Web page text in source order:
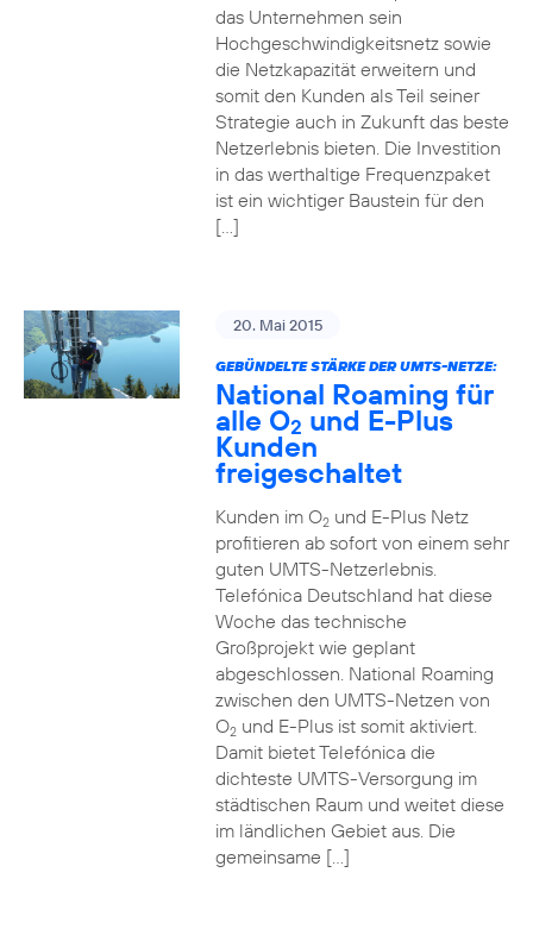
das Unternehmen sein
Hochgeschwindigkeitsnetz sowie
die Netzkapazität erweitern und
somit den Kunden als Teil seiner
Strategie auch in Zukunft das beste
Netzerlebnis bieten. Die Investition
in das werthaltige Frequenzpaket
ist ein wichtiger Baustein für den
[…]
20. Mai 2015
GEBÜNDELTE STÄRKE DER UMTS-NETZE:
National Roaming für
alle O2 und E-Plus
Kunden
freigeschaltet
Kunden im O2und E-Plus Netz
profitieren ab sofort von einem sehr
guten UMTS-Netzerlebnis.
Telefónica Deutschland hat diese
Woche das technische
Großprojekt wie geplant
abgeschlossen. National Roaming
zwischen den UMTS-Netzen von
O2und E-Plus ist somit aktiviert.
Damit bietet Telefónica die
dichteste UMTS-Versorgung im
städtischen Raum und weitet diese
im ländlichen Gebiet aus. Die
gemeinsame […]